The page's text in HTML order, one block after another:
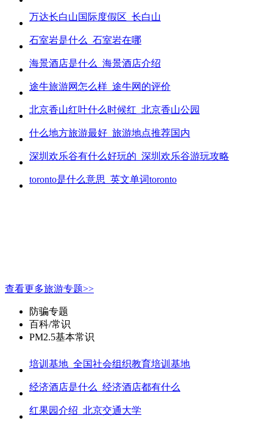
万达长白山国际度假区_长白山
石室岩是什么_石室岩在哪
海景酒店是什么_海景酒店介绍
途牛旅游网怎么样_途牛网的评价
北京香山红叶什么时候红_北京香山公园
什么地方旅游最好_旅游地点推荐国内
深圳欢乐谷有什么好玩的_深圳欢乐谷游玩攻略
toronto是什么意思_英文单词toronto
查看更多旅游专题>>
防骗专题
百科/常识
PM2.5基本常识
培训基地_全国社会组织教育培训基地
经济酒店是什么_经济酒店都有什么
红果园介绍_北京交通大学